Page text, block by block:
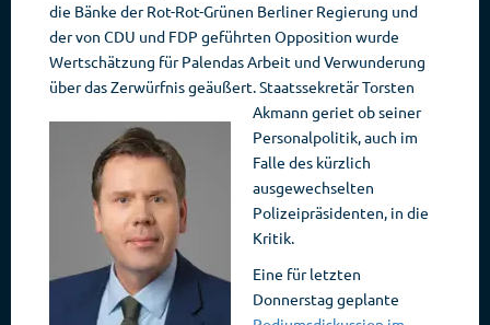
die Bänke der Rot-Rot-Grünen Berliner Regierung und
der von CDU und FDP geführten Opposition wurde
Wertschätzung für Palendas Arbeit und Verwunderung
über das Zerwürfnis geäußert. Staatssekretär Torsten
Akmann geriet ob seiner
Personalpolitik, auch im
Falle des kürzlich
ausgewechselten
Polizeipräsidenten, in die
Kritik.
Eine für letzten
Donnerstag geplante